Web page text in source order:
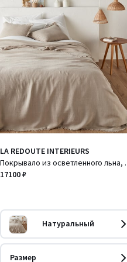
LA REDOUTE INTERIEURS
17100 ₽
Натуральный
Размер